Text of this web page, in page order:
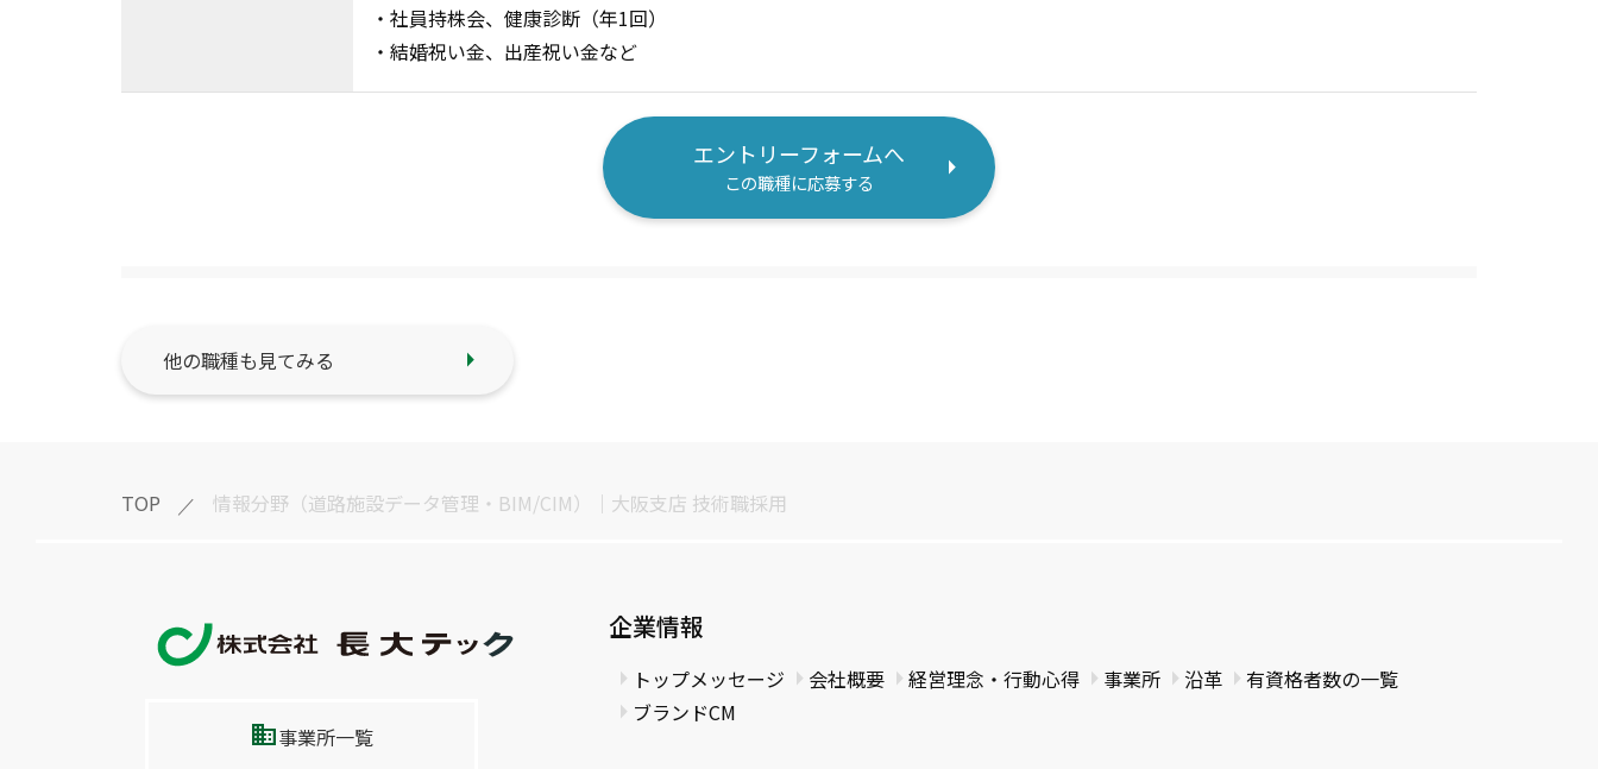
・社員持株会、健康診断（年1回）
・結婚祝い金、出産祝い金など
エントリーフォームへ
この職種に応募する
他の職種も見てみる
TOP 情報分野（道路施設データ管理・BIM/CIM）｜大阪支店 技術職採用
事業所一覧
企業情報
トップメッセージ 会社概要 経営理念・行動心得 事業所 沿革
有資格者数の一覧
ブランドCM